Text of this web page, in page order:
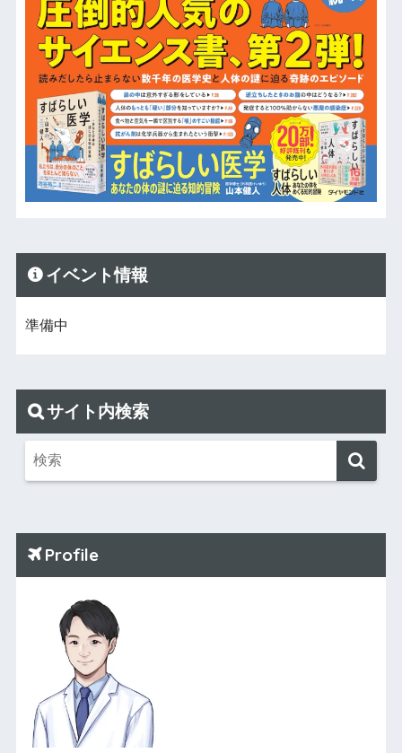
イベント情報
準備中
サイト内検索
Profile